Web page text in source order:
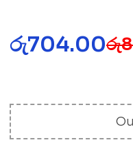
රු
රු704.00